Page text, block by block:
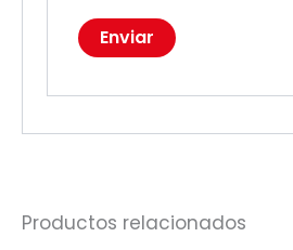
Productos relacionados